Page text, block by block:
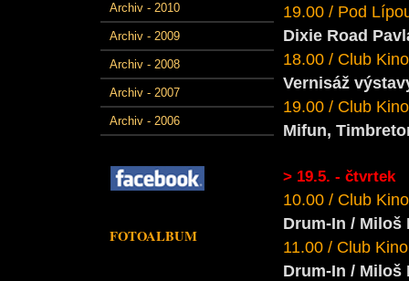
Archiv - 2010
Archiv - 2009
Archiv - 2008
Archiv - 2007
Archiv - 2006
FOTOALBUM
19.00 / Pod
Dixie Road
18.00 / Club
Vernisáž
19.00 / Club
Mifun,
> 19.5. - čtvrtek
10.00 / Club
Drum-In / Miloš
11.00 / Club
Drum-In / Miloš